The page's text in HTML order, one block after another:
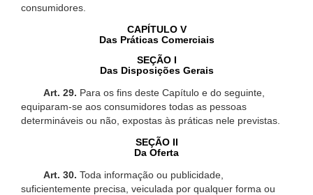
consumidores.
CAPÍTULO V
Das Práticas Comerciais
SEÇÃO I
Das Disposições Gerais
Art. 29. Para os fins deste Capítulo e do seguinte,
equiparam-se aos consumidores todas as pessoas
determináveis ou não, expostas às práticas nele previstas.
SEÇÃO II
Da Oferta
Art. 30. Toda informação ou publicidade,
suficientemente precisa, veiculada por qualquer forma ou